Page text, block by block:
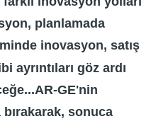
planlamada
inovasyon, satış
ayrıntıları göz ardı
GE'nin
sonuca